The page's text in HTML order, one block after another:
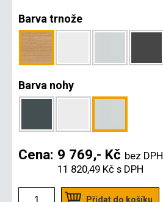
Barva trnože
Barva nohy
Cena: 9 769,- Kč bez DPH
11 820,49 Kč s DPH
Přidat do košíku